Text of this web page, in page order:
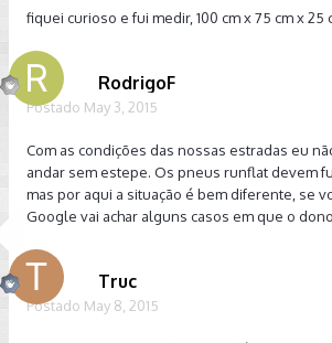
fiquei curioso e fui medir, 100 cm x 75 cm x 25
RodrigoF
Postado May 3, 2015
Com as condições das nossas estradas eu
andar sem estepe. Os pneus runflat devem
mas por aqui a situação é bem diferente, se
Google vai achar alguns casos em que o
Truc
Postado May 8, 2015